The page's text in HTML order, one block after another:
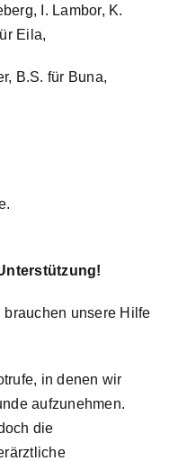
I. Lambor, K.
Eila,
B.S. für Buna,
unsere Hilfe
in denen wir
aufzunehmen.
die